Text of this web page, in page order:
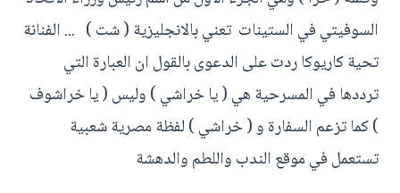
السوفيتي في الستينات تعني بالانجليزية ( شت ) ... الفنانة
تحية كاريوكا ردت على الدعوى بالقول ان العبارة التي
ترددها في المسرحية هي ( يا خراشي ) وليس ( يا خراشوف
) كما تزعم السفارة و ( خراشي ) لفظة مصرية شعبية
تستعمل في موقع الندب واللطم والدهشة